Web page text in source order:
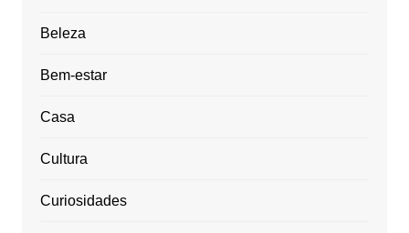
Beleza
Bem-estar
Casa
Cultura
Curiosidades